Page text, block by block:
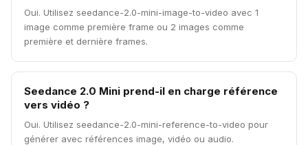
Oui. Utilisez seedance-2.0-mini-image-to-video avec 1
image comme première frame ou 2 images comme
première et dernière frames.
Seedance 2.0 Mini prend-il en charge référence
vers vidéo ?
Oui. Utilisez seedance-2.0-mini-reference-to-video pour
générer avec références image, vidéo ou audio.